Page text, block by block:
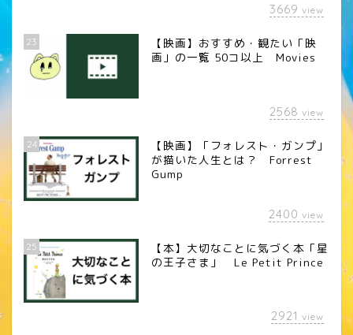
3669 view
23
【映画】おすすめ・観たい「映
画」の一覧 50コ以上 Movies
2568 view
24
【映画】「フォレスト・ガンプ」
が描いた人生とは？ Forrest
Gump
2400 view
25
【本】大切なことに気づく本「星
の王子さま」 Le Petit Prince
2921 view